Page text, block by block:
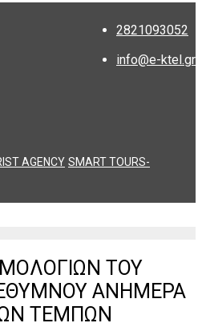
2821093052
info@e-ktel.gr
SMART TOURS-
ΤΟΥ
ΑΝΗΜΕΡΑ
ΤΕΜΠΩΝ